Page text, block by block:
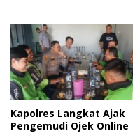
Kapolres Langkat Ajak
Pengemudi Ojek Online